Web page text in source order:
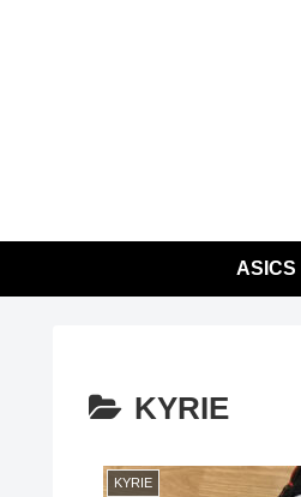
ASICS
KYRIE
KYRIE